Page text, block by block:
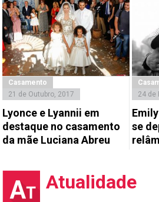
Casamento
21 de Outubro, 2017
Lyonce e Lyannii em
destaque no casamento
da mãe Luciana Abreu
24 de
se
Atualidade